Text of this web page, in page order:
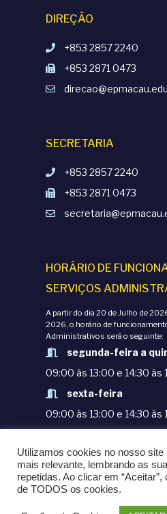
DIREÇÃO
+853 2857 2240
+853 2871 0473
SECRETARIA
+853 2857 2240
+853 2871 0473
HORÁRIO DE
SERVIÇOS
A partir do dia 20 de Julho de
2026, o horário de
Administrativos será o seguinte:
segunda-feira a
09:00 às 13:00 e 14:30 às
sexta-feira
09:00 às 13:00 e 14:30 às
POLÍTICAS DE
© COPYRIGHT 1998-
PORTUGUESA
Utilizamos cookies no nosso
mais relevante, lembrando as
repetidas. Ao clicar em
de TODOS os cookies.